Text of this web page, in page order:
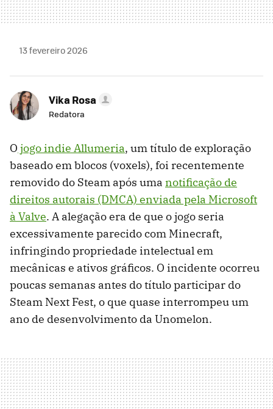
13 fevereiro 2026
Vika Rosa
Redatora
O jogo indie Allumeria, um título de exploração
baseado em blocos (voxels), foi recentemente
removido do Steam após uma notificação de
direitos autorais (DMCA) enviada pela Microsoft
à Valve. A alegação era de que o jogo seria
excessivamente parecido com Minecraft,
infringindo propriedade intelectual em
mecânicas e ativos gráficos. O incidente ocorreu
poucas semanas antes do título participar do
Steam Next Fest, o que quase interrompeu um
ano de desenvolvimento da Unomelon.